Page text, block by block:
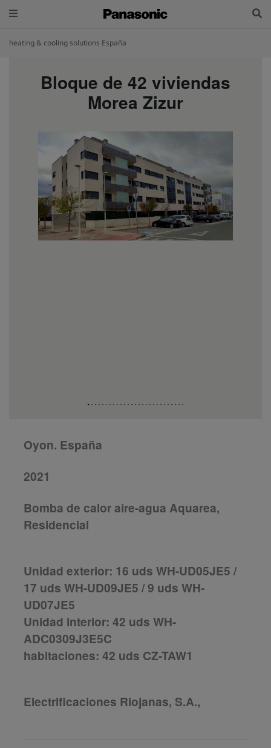
heating & cooling solutions España
Bloque de 42 viviendas
Morea Zizur
Oyon. España
2021
Bomba de calor aire-agua Aquarea,
Residencial
Unidad exterior: 16 uds WH-UD05JE5 /
17 uds WH-UD09JE5 / 9 uds WH-
UD07JE5
Unidad interior: 42 uds WH-
ADC0309J3E5C
habitaciones: 42 uds CZ-TAW1
Electrificaciones Riojanas, S.A.,